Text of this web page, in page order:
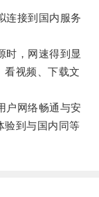
接到国内服务
，网速得到显
看视频、下载文
网络畅通与安
验到与国内同等